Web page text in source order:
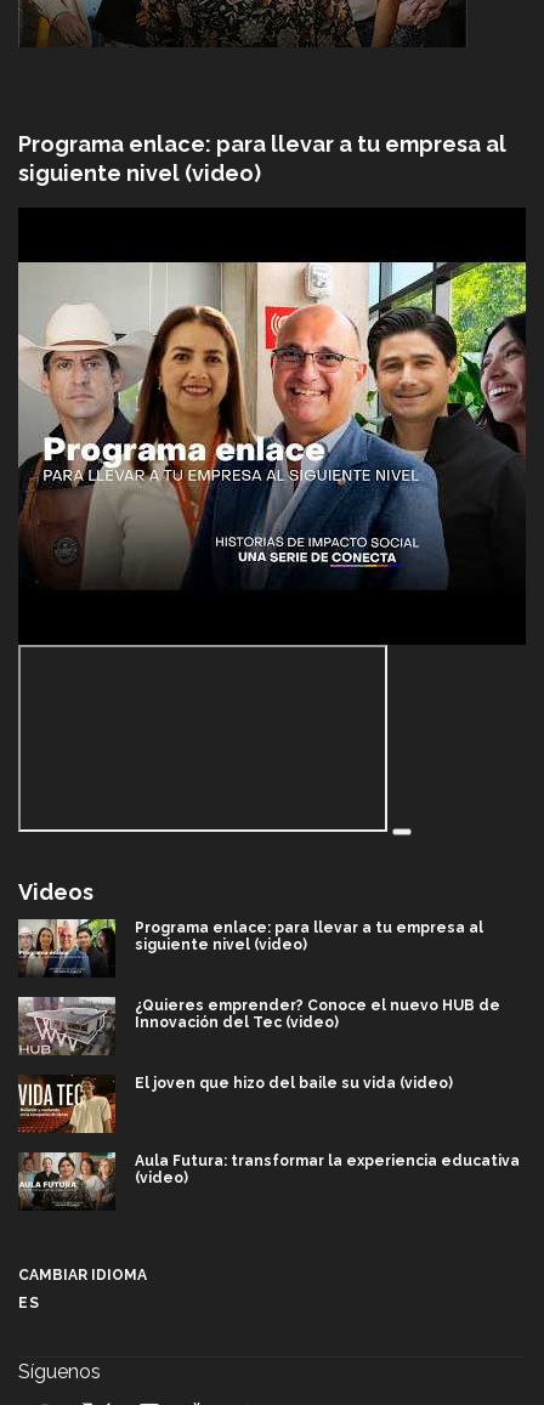
Programa enlace: para llevar a tu empresa al
siguiente nivel (video)
Videos
Programa enlace: para llevar a tu empresa al
siguiente nivel (video)
¿Quieres emprender? Conoce el nuevo HUB de
Innovación del Tec (video)
El joven que hizo del baile su vida (video)
Aula Futura: transformar la experiencia educativa
(video)
CAMBIAR IDIOMA
ES
Síguenos